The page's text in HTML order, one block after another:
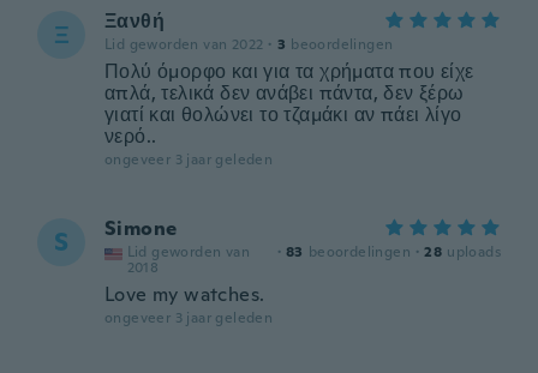
Ξ Ξανθή
Lid geworden van 2022 · 3 beoordelingen
Πολύ όμορφο και για τα χρήματα που είχε
απλά, τελικά δεν ανάβει πάντα, δεν ξέρω
γιατί και θολώνει το τζαμάκι αν πάει λίγο
νερό..
ongeveer 3 jaar geleden
S Simone
Lid geworden van
2018
· 83 beoordelingen · 28 uploads
Love my watches.
ongeveer 3 jaar geleden